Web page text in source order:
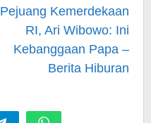
Pejuang Kemerdekaan
RI, Ari Wibowo: Ini
Kebanggaan Papa –
Berita Hiburan